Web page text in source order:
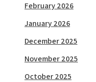
February 2026
January 2026
December 2025
November 2025
October 2025